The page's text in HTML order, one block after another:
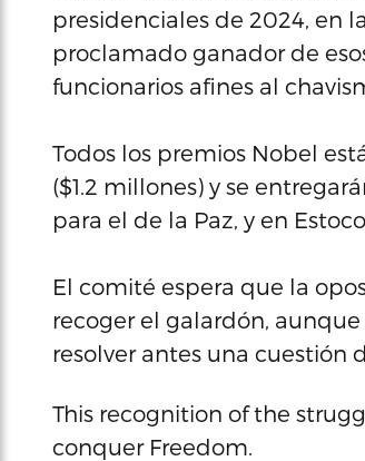
presidenciales de 2024, en
proclamado ganador de
funcionarios afines al
Todos los premios Nobel
($1.2 millones) y se
para el de la Paz, y en
El comité espera que la
recoger el galardón,
resolver antes una cuestión
This recognition of the
conquer Freedom.